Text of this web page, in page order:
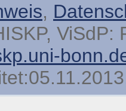
,
ViSdP: